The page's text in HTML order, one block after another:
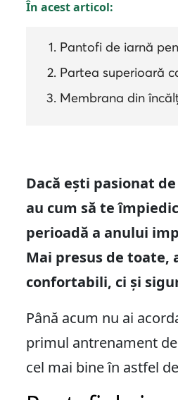
În acest articol:
Pantofi de iarnă
Partea superioară
Membrana din
Dacă ești pasionat
au cum să te
perioadă a anului
Mai presus de toate,
confortabili, ci și
Până acum nu ai
primul antrenament
cel mai bine în astfel